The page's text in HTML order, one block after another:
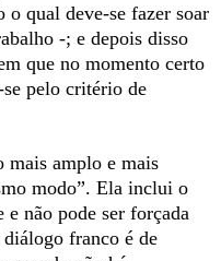
o qual deve-se fazer soar
-; e depois disso
que no momento certo
se pelo critério de
mais amplo e mais
modo”. Ela inclui o
não pode ser forçada
franco é de